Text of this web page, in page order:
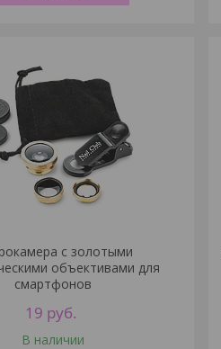
с золотыми
объективами для
смартфонов
19 руб.
В наличии